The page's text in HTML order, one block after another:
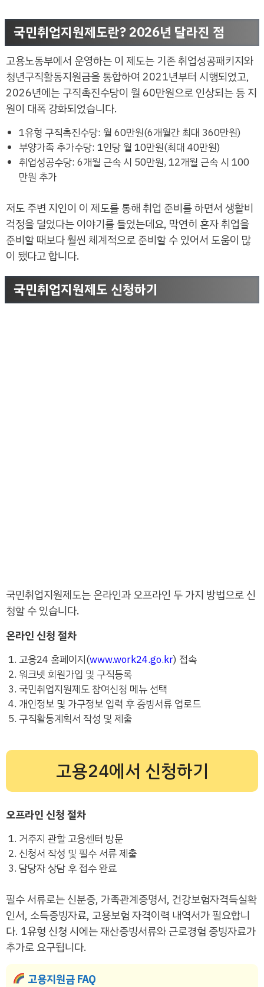
국민취업지원제도란? 2026년 달라진 점
고용노동부에서 운영하는 이 제도는 기존 취업성공패키지와
청년구직활동지원금을 통합하여 2021년부터 시행되었고,
2026년에는 구직촉진수당이 월 60만원으로 인상되는 등 지
원이 대폭 강화되었습니다.
1유형 구직촉진수당: 월 60만원(6개월간 최대 360만원)
부양가족 추가수당: 1인당 월 10만원(최대 40만원)
취업성공수당: 6개월 근속 시 50만원, 12개월 근속 시 100
만원 추가
저도 주변 지인이 이 제도를 통해 취업 준비를 하면서 생활비
걱정을 덜었다는 이야기를 들었는데요, 막연히 혼자 취업을
준비할 때보다 훨씬 체계적으로 준비할 수 있어서 도움이 많
이 됐다고 합니다.
국민취업지원제도 신청하기
국민취업지원제도는 온라인과 오프라인 두 가지 방법으로 신
청할 수 있습니다.
온라인 신청 절차
고용24 홈페이지(www.work24.go.kr) 접속
워크넷 회원가입 및 구직등록
국민취업지원제도 참여신청 메뉴 선택
개인정보 및 가구정보 입력 후 증빙서류 업로드
구직활동계획서 작성 및 제출
고용24에서 신청하기
오프라인 신청 절차
거주지 관할 고용센터 방문
신청서 작성 및 필수 서류 제출
담당자 상담 후 접수 완료
필수 서류로는 신분증, 가족관계증명서, 건강보험자격득실확
인서, 소득증빙자료, 고용보험 자격이력 내역서가 필요합니
다. 1유형 신청 시에는 재산증빙서류와 근로경험 증빙자료가
추가로 요구됩니다.
고용지원금 FAQ